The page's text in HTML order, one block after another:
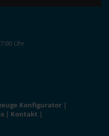
Uhr
Konfigurator |
| Kontakt |